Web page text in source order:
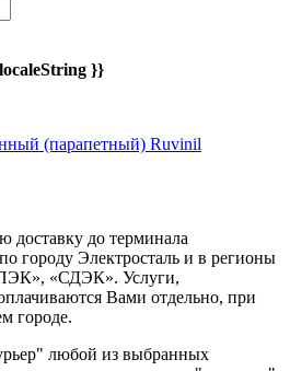
}}
(парапетный) Ruvinil
доставку до терминала
городу Электросталь и в регионы
«СДЭК». Услуги,
Вами отдельно, при
городе.
любой из выбранных